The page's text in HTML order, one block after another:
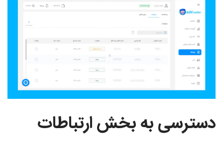
دسترسی به بخش ارتباطات